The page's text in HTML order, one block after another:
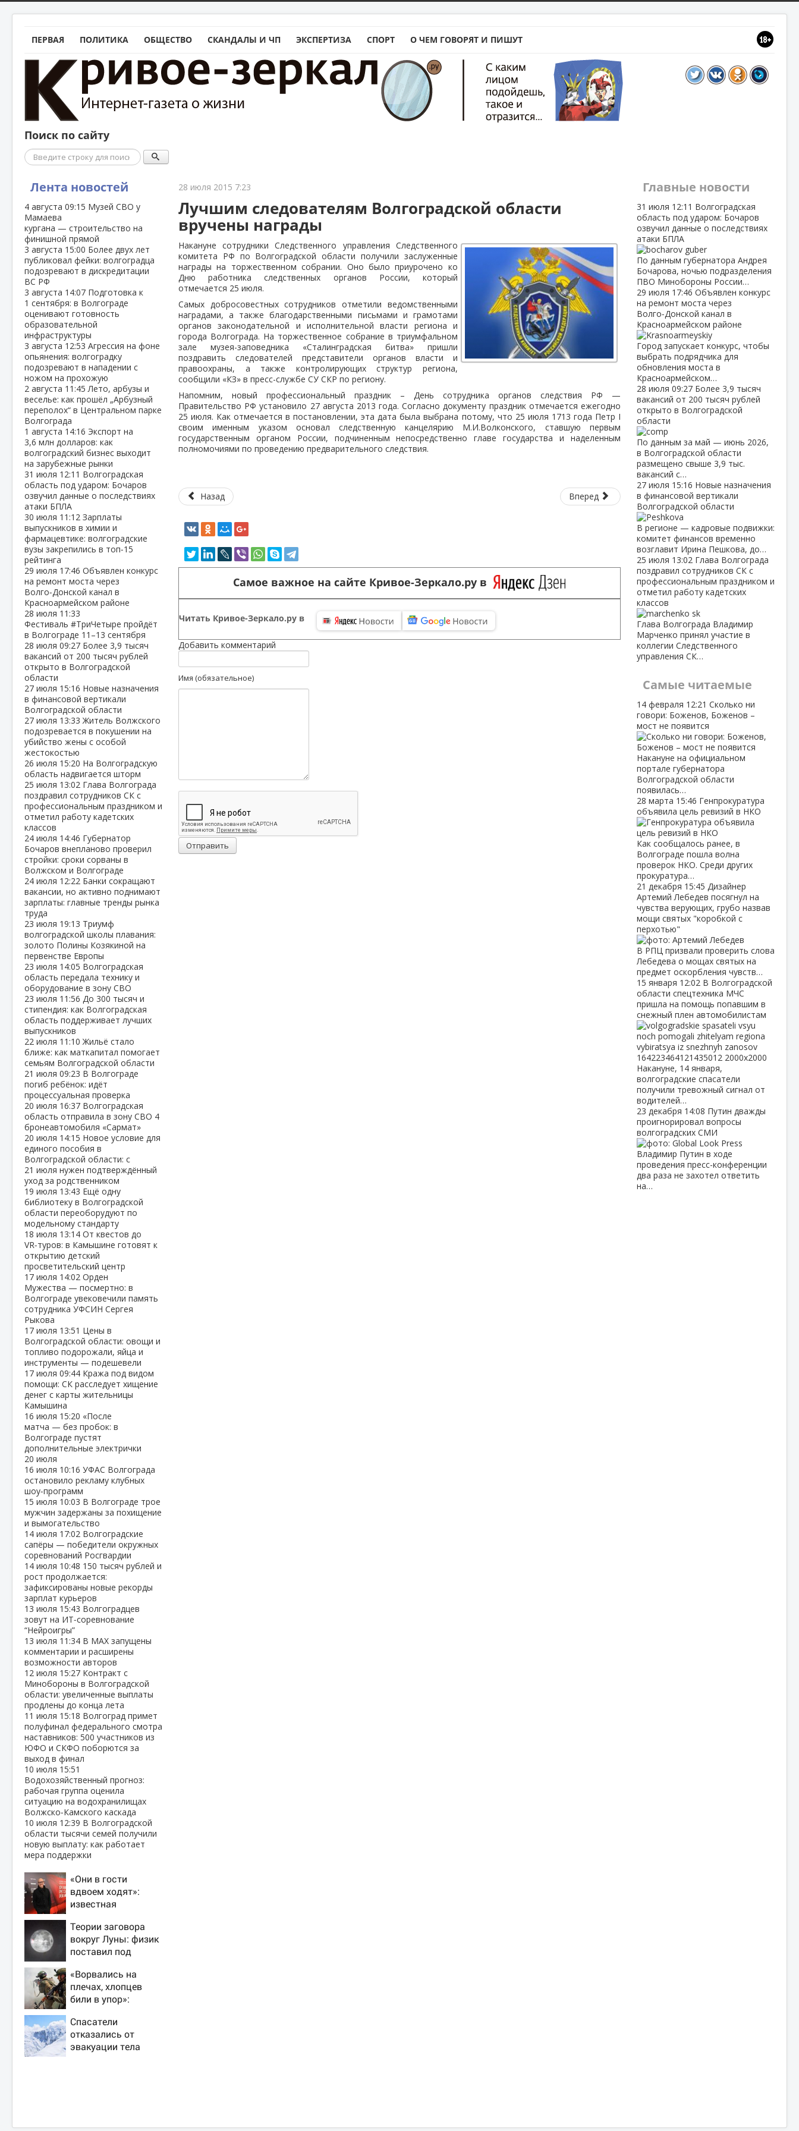
ПЕРВАЯ ПОЛИТИКА ОБЩЕСТВО СКАНДАЛЫ И ЧП ЭКСПЕРТИЗА СПОРТ О ЧЕМ ГОВОРЯТ И ПИШУТ
Поиск по сайту
Поиск
Лента новостей
4 августа 09:15 Музей СВО у
Мамаева
кургана — строительство на
финишной прямой
3 августа 15:00 Более двух лет
публиковал фейки: волгоградца
подозревают в дискредитации
ВС РФ
3 августа 14:07 Подготовка к
1 сентября: в Волгограде
оценивают готовность
образовательной
инфраструктуры
3 августа 12:53 Агрессия на фоне
опьянения: волгоградку
подозревают в нападении с
ножом на прохожую
2 августа 11:45Лето, арбузы и
веселье: как прошёл „Арбузный
переполох“ в Центральном парке
Волгограда
1 августа 14:16 Экспорт на
3,6 млн долларов: как
волгоградский бизнес выходит
на зарубежные рынки
31 июля 12:11 Волгоградская
область под ударом: Бочаров
озвучил данные о последствиях
атаки БПЛА
30 июля 11:12 Зарплаты
выпускников в химии и
фармацевтике: волгоградские
вузы закрепились в топ‑15
рейтинга
29 июля 17:46 Объявлен конкурс
на ремонт моста через
Волго‑Донской канал в
Красноармейском районе
28 июля 11:33
Фестиваль #ТриЧетыре пройдёт
в Волгограде 11–13 сентября
28 июля 09:27 Более 3,9 тысяч
вакансий от 200 тысяч рублей
открыто в Волгоградской
области
27 июля 15:16 Новые назначения
в финансовой вертикали
Волгоградской области
27 июля 13:33Житель Волжского
подозревается в покушении на
убийство жены с особой
жестокостью
26 июля 15:20 На Волгоградскую
область надвигается шторм
25 июля 13:02 Глава Волгограда
поздравил сотрудников СК с
профессиональным праздником и
отметил работу кадетских
классов
24 июля 14:46 Губернатор
Бочаров внепланово проверил
стройки: сроки сорваны в
Волжском и Волгограде
24 июля 12:22 Банки сокращают
вакансии, но активно поднимают
зарплаты: главные тренды рынка
труда
23 июля 19:13 Триумф
волгоградской школы плавания:
золото Полины Козякиной на
первенстве Европы
23 июля 14:05 Волгоградская
область передала технику и
оборудование в зону СВО
23 июля 11:56 До 300 тысяч и
стипендия: как Волгоградская
область поддерживает лучших
выпускников
22 июля 11:10Жильё стало
ближе: как маткапитал помогает
семьям Волгоградской области
21 июля 09:23 В Волгограде
погиб ребёнок: идёт
процессуальная проверка
20 июля 16:37 Волгоградская
область отправила в зону СВО 4
бронеавтомобиля «Сармат»
20 июля 14:15 Новое условие для
единого пособия в
Волгоградской области: с
21 июля нужен подтверждённый
уход за родственником
19 июля 13:43 Ещё одну
библиотеку в Волгоградской
области переоборудуют по
модельному стандарту
18 июля 13:14 От квестов до
VR‑туров: в Камышине готовят к
открытию детский
просветительский центр
17 июля 14:02 Орден
Мужества — посмертно: в
Волгограде увековечили память
сотрудника УФСИН Сергея
Рыкова
17 июля 13:51 Цены в
Волгоградской области: овощи и
топливо подорожали, яйца и
инструменты — подешевели
17 июля 09:44 Кража под видом
помощи: СК расследует хищение
денег с карты жительницы
Камышина
16 июля 15:20 «После
матча — без пробок: в
Волгограде пустят
дополнительные электрички
20 июля
16 июля 10:16 УФАС Волгограда
остановило рекламу клубных
шоу‑программ
15 июля 10:03 В Волгограде трое
мужчин задержаны за похищение
и вымогательство
14 июля 17:02 Волгоградские
сапёры — победители окружных
соревнований Росгвардии
14 июля 10:48 150 тысяч рублей и
рост продолжается:
зафиксированы новые рекорды
зарплат курьеров
13 июля 15:43 Волгоградцев
зовут на ИТ‑соревнование
“Нейроигры”
13 июля 11:34 В МАХ запущены
комментарии и расширены
возможности авторов
12 июля 15:27 Контракт с
Минобороны в Волгоградской
области: увеличенные выплаты
продлены до конца лета
11 июля 15:18 Волгоград примет
полуфинал федерального смотра
наставников: 500 участников из
ЮФО и СКФО поборются за
выход в финал
10 июля 15:51
Водохозяйственный прогноз:
рабочая группа оценила
ситуацию на водохранилищах
Волжско‑Камского каскада
10 июля 12:39 В Волгоградской
области тысячи семей получили
новую выплату: как работает
мера поддержки
«Они в гости
вдвоем ходят»:
известная
подтвердила роман
Бондарчука и
Исаковой
Теории заговора
вокруг Луны: физик
поставил под
NASA
«Ворвались на
плечах, хлопцев
били в упор»:
Дружковка стала
могильником для
«птах Мадьяра»
Спасатели
отказались от
эвакуации тела
28 июля 2015 7:23
Лучшим следователям Волгоградской области
вручены награды
Накануне сотрудники Следственного управления Следственного
комитета РФ по Волгоградской области получили заслуженные
награды на торжественном собрании. Оно было приурочено ко
Дню работника следственных органов России, который
отмечается 25 июля.
Самых добросовестных сотрудников отметили ведомственными
наградами, а также благодарственными письмами и грамотами
органов законодательной и исполнительной власти региона и
города Волгограда. На торжественное собрание в триумфальном
зале музея-заповедника «Сталинградская битва» пришли
поздравить следователей представители органов власти и
правоохраны, а также контролирующих структур региона,
сообщили «КЗ» в пресс-службе СУ СКР по региону.
Напомним, новый профессиональный праздник – День сотрудника органов следствия РФ —
Правительство РФ установило 27 августа 2013 года. Согласно документу праздник отмечается ежегодно
25 июля. Как отмечается в постановлении, эта дата была выбрана потому, что 25 июля 1713 года Петр I
своим именным указом основал следственную канцелярию М.И.Волконского, ставшую первым
государственным органом России, подчиненным непосредственно главе государства и наделенным
полномочиями по проведению предварительного следствия.
Назад Вперед
Самое важное на сайте Кривое-Зеркало.ру в
Читать Кривое-Зеркало.ру в
Добавить комментарий
Имя (обязательное)
Отправить
Главные новости
31 июля 12:11 Волгоградская
область под ударом: Бочаров
озвучил данные о последствиях
атаки БПЛА
По данным губернатора Андрея
Бочарова, ночью подразделения
ПВО Минобороны России…
29 июля 17:46 Объявлен конкурс
на ремонт моста через
Волго‑Донской канал в
Красноармейском районе
Город запускает конкурс, чтобы
выбрать подрядчика для
обновления моста в
Красноармейском…
28 июля 09:27 Более 3,9 тысяч
вакансий от 200 тысяч рублей
открыто в Волгоградской
области
По данным за май — июнь 2026,
в Волгоградской области
размещено свыше 3,9 тыс.
вакансий с…
27 июля 15:16 Новые назначения
в финансовой вертикали
Волгоградской области
В регионе — кадровые подвижки:
комитет финансов временно
возглавит Ирина Пешкова, до…
25 июля 13:02 Глава Волгограда
поздравил сотрудников СК с
профессиональным праздником и
отметил работу кадетских
классов
Глава Волгограда Владимир
Марченко принял участие в
коллегии Следственного
управления СК…
Самые читаемые
14 февраля 12:21 Сколько ни
говори: Боженов, Боженов –
мост не появится
Накануне на официальном
портале губернатора
Волгоградской области
появилась…
28 марта 15:46 Генпрокуратура
объявила цель ревизий в НКО
Как сообщалось ранее, в
Волгограде пошла волна
проверок НКО. Среди других
прокуратура…
21 декабря 15:45 Дизайнер
Артемий Лебедев посягнул на
чувства верующих, грубо назвав
мощи святых "коробкой с
перхотью"
В РПЦ призвали проверить слова
Лебедева о мощах святых на
предмет оскорбления чувств…
15 января 12:02 В Волгоградской
области спецтехника МЧС
пришла на помощь попавшим в
снежный плен автомобилистам
Накануне, 14 января,
волгоградские спасатели
получили тревожный сигнал от
водителей…
23 декабря 14:08 Путин дважды
проигнорировал вопросы
волгоградских СМИ
Владимир Путин в ходе
проведения пресс-конференции
два раза не захотел ответить
на…